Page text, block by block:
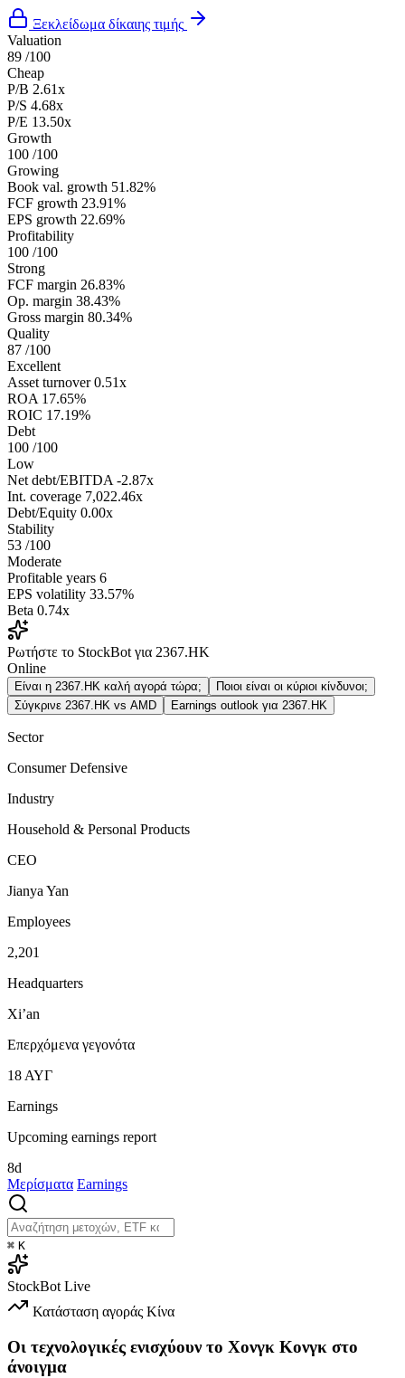
Ξεκλείδωμα δίκαιης τιμής
Valuation
89 /100
Cheap
P/B 2.61x
P/S 4.68x
P/E 13.50x
Growth
100 /100
Growing
Book val. growth 51.82%
FCF growth 23.91%
EPS growth 22.69%
Profitability
100 /100
Strong
FCF margin 26.83%
Op. margin 38.43%
Gross margin 80.34%
Quality
87 /100
Excellent
Asset turnover 0.51x
ROA 17.65%
ROIC 17.19%
Debt
100 /100
Low
Net debt/EBITDA -2.87x
Int. coverage 7,022.46x
Debt/Equity 0.00x
Stability
53 /100
Moderate
Profitable years 6
EPS volatility 33.57%
Beta 0.74x
Ρωτήστε το StockBot για 2367.HK
Online
Είναι η 2367.HK καλή αγορά τώρα;
Ποιοι είναι οι κύριοι κίνδυνοι;
Σύγκρινε 2367.HK vs AMD
Earnings outlook για 2367.HK
Sector
Consumer Defensive
Industry
Household & Personal Products
CEO
Jianya Yan
Employees
2,201
Headquarters
Xi’an
Επερχόμενα γεγονότα
18 ΑΥΓ
Earnings
Upcoming earnings report
8d
Μερίσματα Earnings
⌘ K
StockBot Live
Κατάσταση αγοράς Κίνα
Οι τεχνολογικές ενισχύουν το Χονγκ Κονγκ στο
άνοιγμα